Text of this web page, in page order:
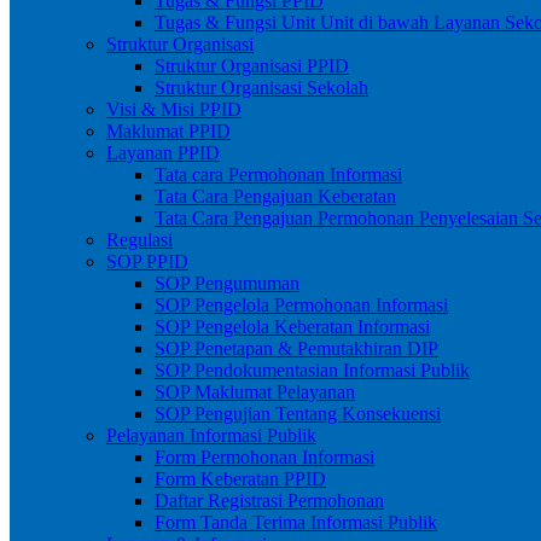
Tugas & Fungsi Unit Unit di bawah Layanan
Struktur Organisasi
Struktur Organisasi PPID
Struktur Organisasi Sekolah
Visi & Misi PPID
Maklumat PPID
Layanan PPID
Tata cara Permohonan Informasi
Tata Cara Pengajuan Keberatan
Tata Cara Pengajuan Permohonan Penyelesaian
Regulasi
SOP PPID
SOP Pengumuman
SOP Pengelola Permohonan Informasi
SOP Pengelola Keberatan Informasi
SOP Penetapan & Pemutakhiran DIP
SOP Pendokumentasian Informasi Publik
SOP Maklumat Pelayanan
SOP Pengujian Tentang Konsekuensi
Pelayanan Informasi Publik
Form Permohonan Informasi
Form Keberatan PPID
Daftar Registrasi Permohonan
Form Tanda Terima Informasi Publik